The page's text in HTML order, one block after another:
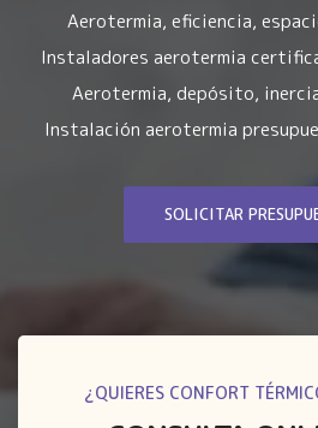
Aerotermia, eficiencia,
Instaladores aerotermia
Aerotermia, depósito, inercia
Instalación aerotermia
SOLICITAR
¿QUIERES CONFORT